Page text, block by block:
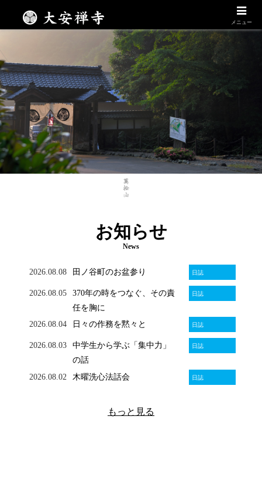
Daianzenji
お知らせ
News
2026.08.08 田ノ谷町のお盆参り 日誌
2026.08.05
370年の時をつなぐ、その責
任を胸に
日誌
2026.08.04 日々の作務を黙々と 日誌
2026.08.03
中学生から学ぶ「集中力」
の話
日誌
2026.08.02 木曜洗心法話会 日誌
もっと見る
メニュー